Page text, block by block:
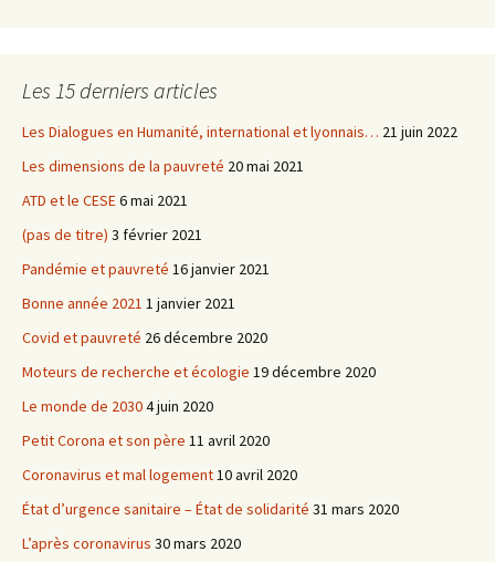
Les 15 derniers articles
Les Dialogues en Humanité, international et lyonnais… 21 juin 2022
Les dimensions de la pauvreté 20 mai 2021
ATD et le CESE6 mai 2021
(pas de titre) 3 février 2021
Pandémie et pauvreté 16 janvier 2021
Bonne année 2021 1 janvier 2021
Covid et pauvreté 26 décembre 2020
Moteurs de recherche et écologie 19 décembre 2020
Le monde de 20304 juin 2020
Petit Corona et son père 11 avril 2020
Coronavirus et mal logement10 avril 2020
État d’urgence sanitaire – État de solidarité 31 mars 2020
L’après coronavirus 30 mars 2020